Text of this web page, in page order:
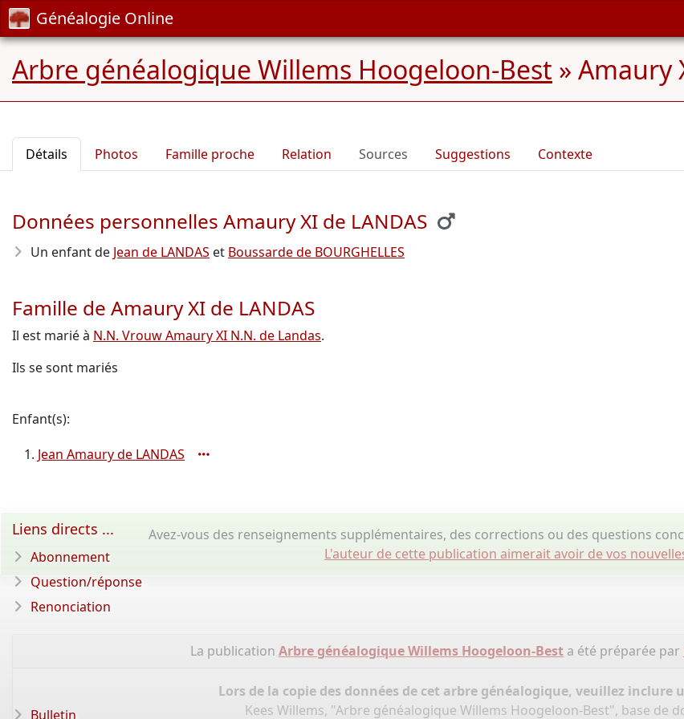
Généalogie Online
Arbre généalogique Willems Hoogeloon-Best » Amaury
Détails Photos Famille proche Relation Sources Suggestions Contexte
Données personnelles Amaury XI de LANDAS
Un enfant de Jean de LANDAS et Boussarde de BOURGHELLES
Famille de Amaury XI de LANDAS
Il est marié à N.N. Vrouw Amaury XI N.N. de Landas.
Ils se sont mariés
Enfant(s):
Jean Amaury de LANDAS
Avez-vous des renseignements supplémentaires, des corrections ou des questions
L'auteur de cette publication aimerait avoir de vos
La publication Arbre généalogique Willems Hoogeloon-Besta été préparée par
Lors de la copie des données de cet arbre généalogique, veuillez inclure
Kees Willems, "Arbre généalogique Willems Hoogeloon-Best", base de
Liens directs ...
Abonnement
Question/réponse
Renonciation
Bulletin